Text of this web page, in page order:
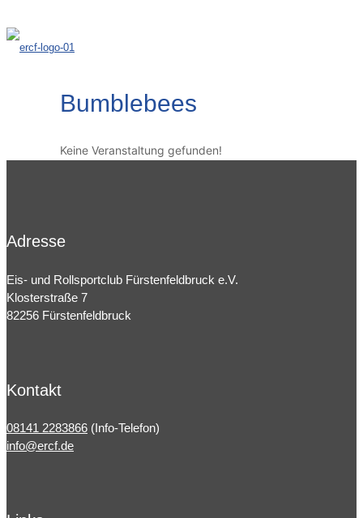
Bumblebees
Keine Veranstaltung gefunden!
Adresse
Eis- und Rollsportclub Fürstenfeldbruck e.V.
Klosterstraße 7
82256 Fürstenfeldbruck
Kontakt
08141 2283866 (Info-Telefon)
info@ercf.de